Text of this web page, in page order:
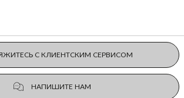
С КЛИЕНТСКИМ СЕРВИСОМ
НАПИШИТЕ НАМ